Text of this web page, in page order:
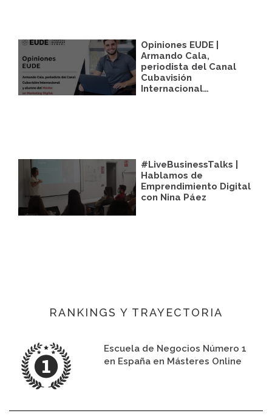
Opiniones EUDE |
Armando Cala,
periodista del Canal
Cubavisión
Internacional…
#LiveBusinessTalks |
Hablamos de
Emprendimiento Digital
con Nina Páez
RANKINGS Y TRAYECTORIA
Escuela de Negocios Número 1
en España en Másteres Online